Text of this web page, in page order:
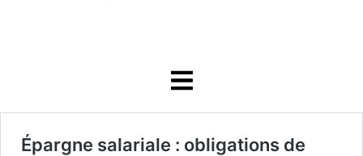
Épargne salariale : obligations de